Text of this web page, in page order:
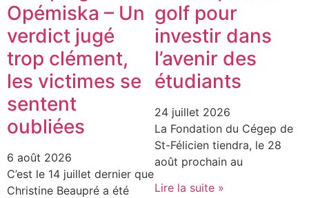
Opémiska – Un
verdict jugé
trop clément,
les victimes se
sentent
oubliées
6 août 2026
C’est le 14 juillet dernier que
Christine Beaupré a été
golf pour
investir dans
l’avenir des
étudiants
24 juillet 2026
La Fondation du Cégep de
St-Félicien tiendra, le 28
août prochain au
Lire la suite »